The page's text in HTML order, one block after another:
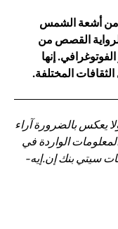
من أشعة الشمس
القصص من
إنها
المختلفة.
يعكس بالضرورة آراء
الواردة في
سيتي بنك إن.إيه-